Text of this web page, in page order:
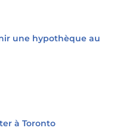
une hypothèque au
à Toronto